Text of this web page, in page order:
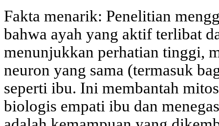
Fakta menarik: Penelitian
bahwa ayah yang aktif terlibat
menunjukkan perhatian tinggi,
neuron yang sama (termasuk
seperti ibu. Ini membantah
biologis empati ibu dan